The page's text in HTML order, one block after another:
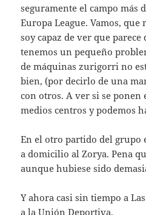
seguramente el campo más
Europa League. Vamos, que
soy capaz de ver que
tenemos un pequeño
de máquinas zurigorri no
bien, (por decirlo de una
con otros. A ver si se ponen
medios centros y podemos
En el otro partido del grupo
a domicilio al Zorya. Pena
aunque hubiese sido
Y ahora casi sin tiempo a
a la Unión Deportiva.